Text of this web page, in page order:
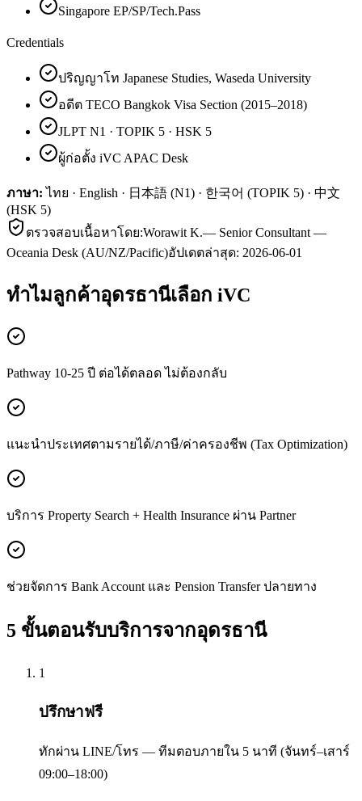
Singapore EP/SP/Tech.Pass
Credentials
ปริญญาโท Japanese Studies, Waseda University
อดีต TECO Bangkok Visa Section (2015–2018)
JLPT N1 · TOPIK 5 · HSK 5
ผู้ก่อตั้ง iVC APAC Desk
ภาษา: ไทย · English · 日本語 (N1) · 한국어 (TOPIK 5) · 中文
(HSK 5)
ตรวจสอบเนื้อหาโดย:Worawit K.— Senior Consultant —
Oceania Desk (AU/NZ/Pacific)อัปเดตล่าสุด: 2026-06-01
ทำไมลูกค้าอุดรธานีเลือก iVC
Pathway 10-25 ปี ต่อได้ตลอด ไม่ต้องกลับ
แนะนำประเทศตามรายได้/ภาษี/ค่าครองชีพ (Tax Optimization)
บริการ Property Search + Health Insurance ผ่าน Partner
ช่วยจัดการ Bank Account และ Pension Transfer ปลายทาง
5 ขั้นตอนรับบริการจากอุดรธานี
1
ปรึกษาฟรี
ทักผ่าน LINE/โทร — ทีมตอบภายใน 5 นาที (จันทร์–เสาร์
09:00–18:00)